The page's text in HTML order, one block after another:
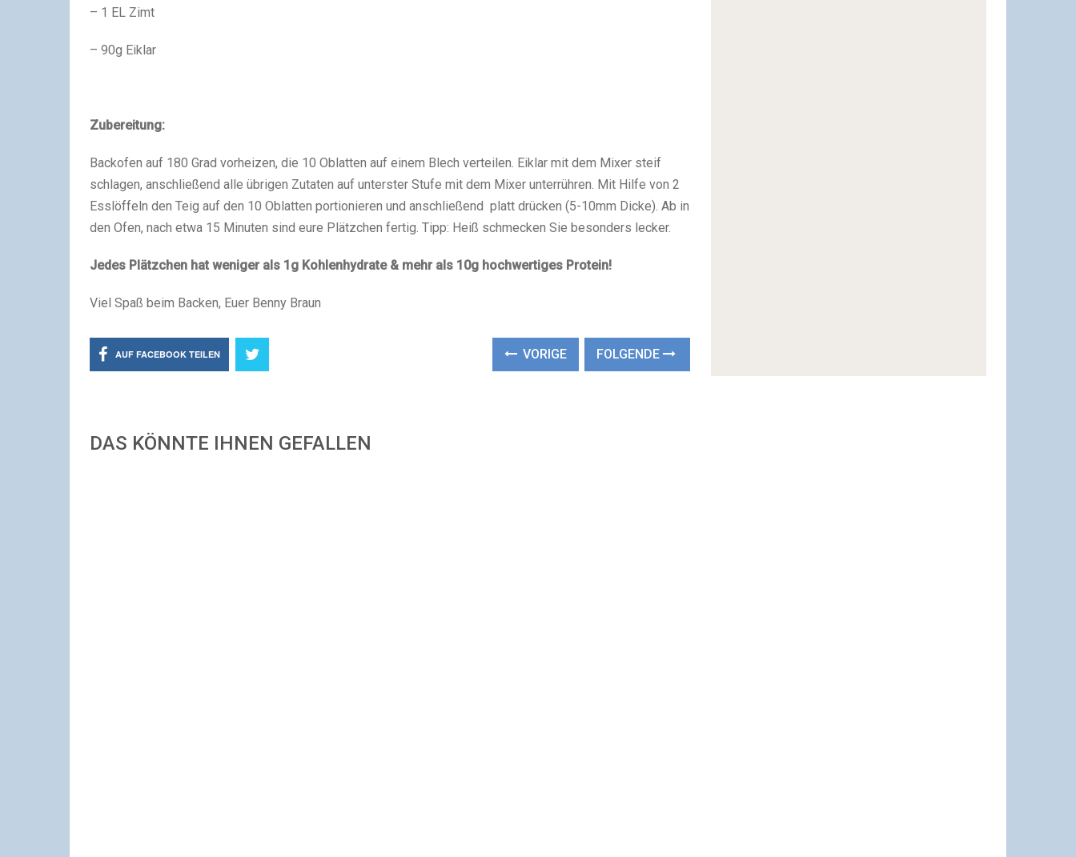
– 1 EL Zimt
– 90g Eiklar
Zubereitung:
Backofen auf 180 Grad vorheizen, die 10 Oblatten auf einem Blech verteilen. Eiklar mit dem Mixer steif
schlagen, anschließend alle übrigen Zutaten auf unterster Stufe mit dem Mixer unterrühren. Mit Hilfe von 2
Esslöffeln den Teig auf den 10 Oblatten portionieren und anschließend platt drücken (5-10mm Dicke). Ab in
den Ofen, nach etwa 15 Minuten sind eure Plätzchen fertig. Tipp: Heiß schmecken Sie besonders lecker.
Jedes Plätzchen hat weniger als 1g Kohlenhydrate & mehr als 10g hochwertiges Protein!
Viel Spaß beim Backen, Euer Benny Braun
AUF FACEBOOK TEILEN VORIGE FOLGENDE
DAS KÖNNTE IHNEN GEFALLEN